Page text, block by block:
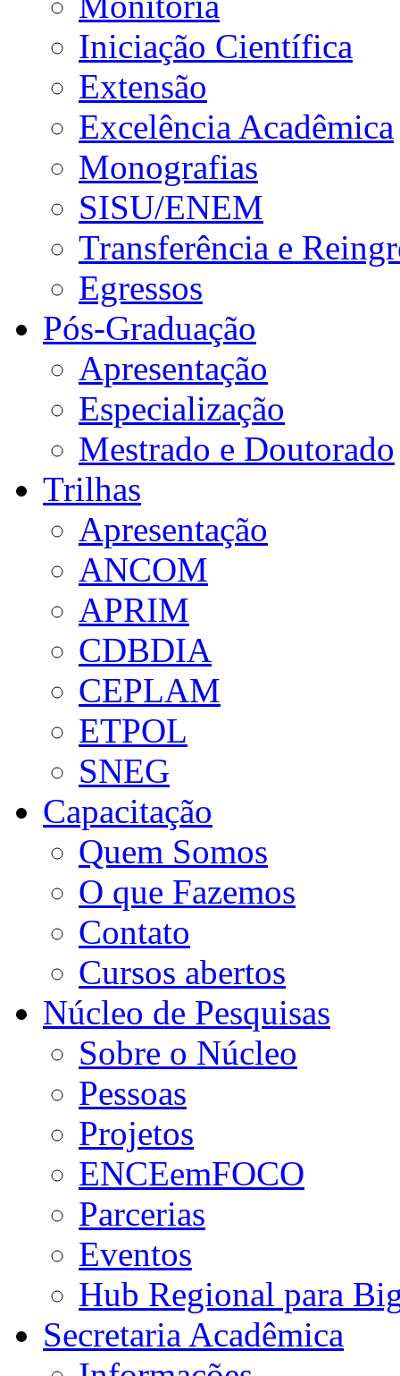
Iniciação Científica
Extensão
Excelência Acadêmica
Monografias
SISU/ENEM
Transferência e
Egressos
Pós-Graduação
Apresentação
Especialização
Mestrado e Doutorado
Trilhas
Apresentação
ANCOM
APRIM
CDBDIA
CEPLAM
ETPOL
SNEG
Capacitação
Quem Somos
O que Fazemos
Contato
Cursos abertos
Núcleo de Pesquisas
Sobre o Núcleo
Pessoas
Projetos
ENCEemFOCO
Parcerias
Eventos
Hub Regional para
Secretaria Acadêmica